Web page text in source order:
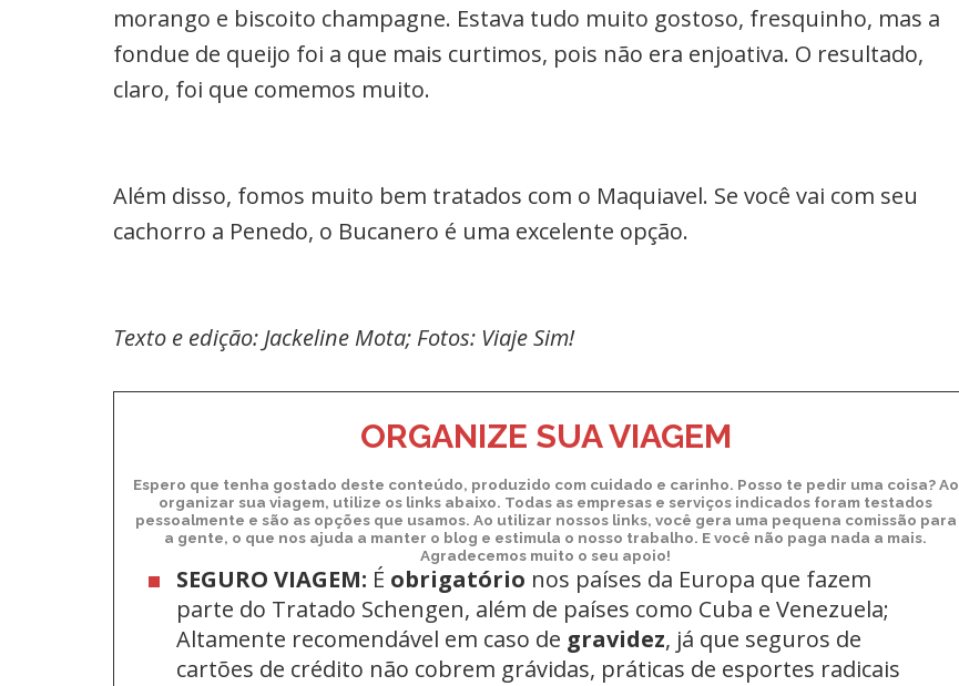
morango e biscoito champagne. Estava tudo muito gostoso, fresquinho, mas a
fondue de queijo foi a que mais curtimos, pois não era enjoativa. O resultado,
claro, foi que comemos muito.
Além disso, fomos muito bem tratados com o Maquiavel. Se você vai com seu
cachorro a Penedo, o Bucanero é uma excelente opção.
Texto e edição: Jackeline Mota; Fotos: Viaje Sim!
ORGANIZE SUA VIAGEM
Espero que tenha gostado deste conteúdo, produzido com cuidado e carinho. Posso te pedir uma coisa? Ao
organizar sua viagem, utilize os links abaixo. Todas as empresas e serviços indicados foram testados
pessoalmente e são as opções que usamos. Ao utilizar nossos links, você gera uma pequena comissão para
a gente, o que nos ajuda a manter o blog e estimula o nosso trabalho. E você não paga nada a mais.
Agradecemos muito o seu apoio!
SEGURO VIAGEM: É obrigatório nos países da Europa que fazem
parte do Tratado Schengen, além de países como Cuba e Venezuela;
Altamente recomendável em caso de gravidez, já que seguros de
cartões de crédito não cobrem grávidas, práticas de esportes radicais